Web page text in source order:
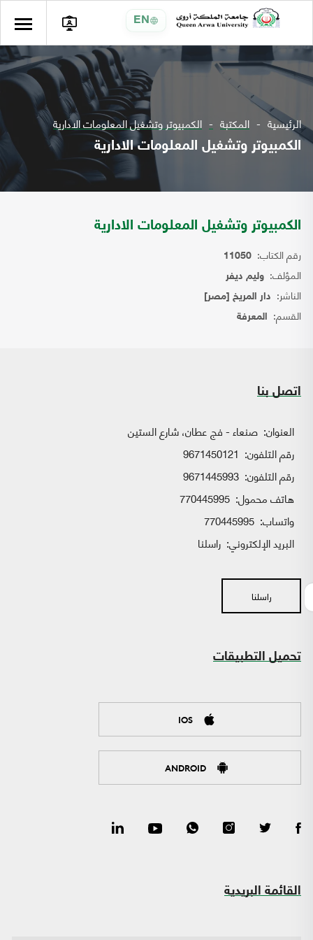
EN
الرئيسية المكتبة الكمبيوتر وتشغيل المعلومات الادارية
الكمبيوتر وتشغيل المعلومات الادارية
الكمبيوتر وتشغيل المعلومات الادارية
رقم الكتاب: 11050
المؤلف: وليم ديفر
الناشر: دار المريخ [مصر]
القسم: المعرفة
اتصل بنا
العنوان: صنعاء - فج عطان، شارع الستين
رقم التلفون: 9671450121
رقم التلفون: 9671445993
هاتف محمول: 770445995
واتساب:
البريد الإلكتروني: راسلنا
راسلنا
تحميل التطبيقات
IOS
ANDROID
القائمة البريدية